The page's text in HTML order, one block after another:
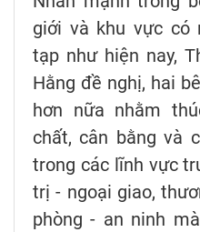
giới và khu vực có
tạp như hiện nay,
Hằng đề nghị, hai
hơn nữa nhằm
chất, cân bằng và
trong các lĩnh vực
trị - ngoại giao,
phòng - an ninh